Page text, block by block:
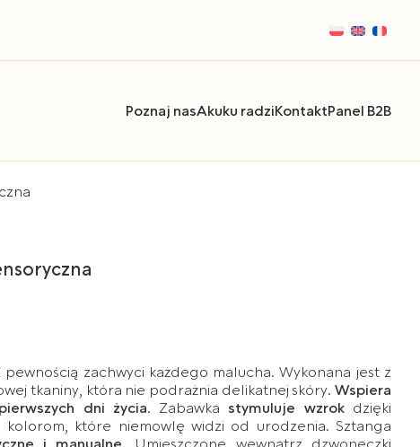
Poznaj nasAkuku radziKontaktPanel B2B
zachwyci każdego malucha. Wykonana jest z
tkaniny, która nie podrażnia delikatnej skóry. Wspiera
dni życia. Zabawka stymuluje wzrokdzięki
które niemowlę widzi od urodzenia. Sztanga